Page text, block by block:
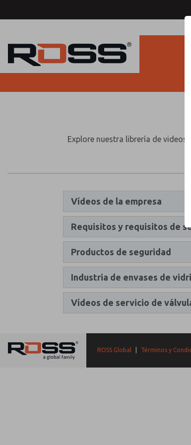
Explore nuestra librería de
Vídeos de la empresa
Requisitos y requisitos de
Productos de seguridad
Industria de envases de
Vídeos de servicio de
ROSS Global Términos y